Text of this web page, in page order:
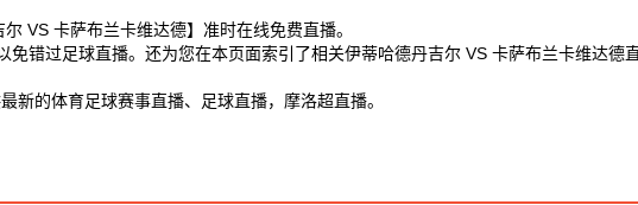
VS 卡萨布兰卡维达德】准时在线免费直播。
错过足球直播。还为您在本页面索引了相关伊蒂哈德丹吉尔 VS 卡萨布兰卡维达德
的体育足球赛事直播、足球直播，摩洛超直播。